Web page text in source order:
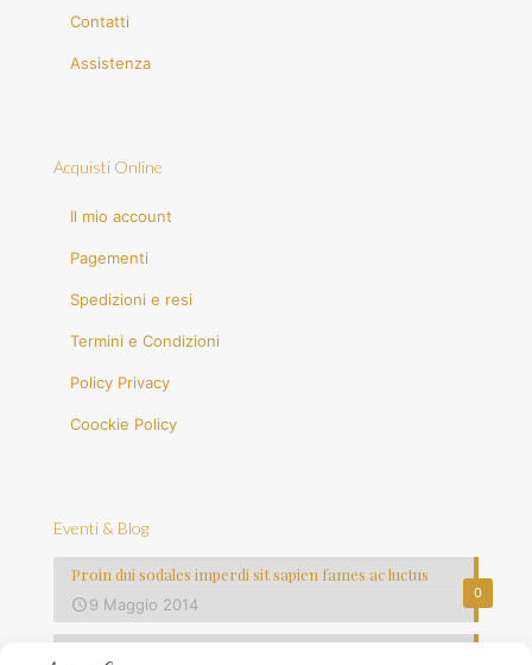
Contatti
Assistenza
Acquisti Online
Il mio account
Pagementi
Spedizioni e resi
Termini e Condizioni
Policy Privacy
Coockie Policy
Eventi & Blog
0
Proin dui sodales imperdi sit sapien fames ac luctus
9 Maggio 2014